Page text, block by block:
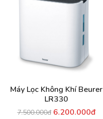
Máy Lọc Không Khí Beurer
LR330
7.500.000đ 6.200.000đ